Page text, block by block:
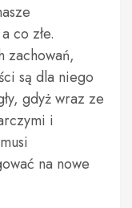
co złe.
zachowań,
są dla niego
gdyż wraz ze
i
na nowe